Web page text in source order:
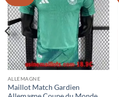
ALLEMAGNE
Maillot Match Gardien